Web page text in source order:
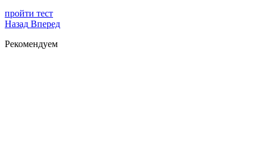
пройти тест
Назад Вперед
Рекомендуем